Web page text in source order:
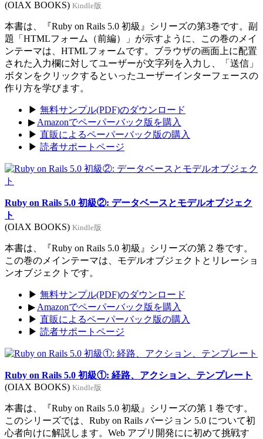
(OIAX BOOKS) Kindle版
本書は、『Ruby on Rails 5.0 初級』シリーズの第3巻です。副
題「HTMLフォーム（前編）」が示すように、この巻のメイ
ンテーマは、HTMLフォームです。ブラウザの画面上に配置
された入力欄に対してユーザーが文字列を入力し、「送信」
ボタンをクリックするといったユーザーインターフェースの
作り方を学びます。
▶ 無料サンプル(PDF)のダウンロード
▶ Amazonでペーパーバック版を購入
▶ 直販によるペーパーバック版の購入
▶ 読者サポートページ
Ruby on Rails 5.0 初級②: データベースとモデルオブジェク
ト
(OIAX BOOKS) Kindle版
本書は、『Ruby on Rails 5.0 初級』シリーズの第 2 巻です。
この巻のメインテーマは、モデルオブジェクトとリレーショ
ンオブジェクトです。
▶ 無料サンプル(PDF)のダウンロード
▶ Amazonでペーパーバック版を購入
▶ 直販によるペーパーバック版の購入
▶ 読者サポートページ
Ruby on Rails 5.0 初級①: 経路、アクション、テンプレート
(OIAX BOOKS) Kindle版
本書は、『Ruby on Rails 5.0 初級』シリーズの第 1 巻です。
このシリーズでは、Ruby on Rails バージョン 5.0 について初
心者向けに解説します。Web アプリ開発にに初めて挑戦す